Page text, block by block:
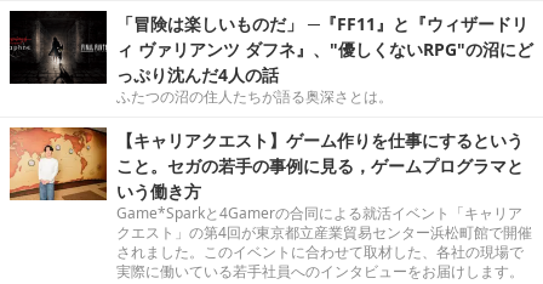
「冒険は楽しいものだ」 ─『FF11』と『ウィザードリ
ィ ヴァリアンツ ダフネ』、"優しくないRPG"の沼にど
っぷり沈んだ4人の話
ふたつの沼の住人たちが語る奥深さとは。
【キャリアクエスト】ゲーム作りを仕事にするという
こと。セガの若手の事例に見る，ゲームプログラマと
いう働き方
Game*Sparkと4Gamerの合同による就活イベント「キャリア
クエスト」の第4回が東京都立産業貿易センター浜松町館で開催
されました。このイベントに合わせて取材した、各社の現場で
実際に働いている若手社員へのインタビューをお届けします。